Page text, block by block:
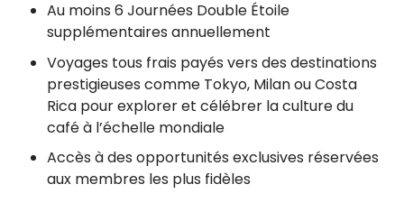
Au moins 6 Journées Double Étoile
supplémentaires annuellement
Voyages tous frais payés vers des destinations
prestigieuses comme Tokyo, Milan ou Costa
Rica pour explorer et célébrer la culture du
café à l’échelle mondiale
Accès à des opportunités exclusives réservées
aux membres les plus fidèles